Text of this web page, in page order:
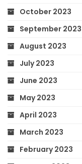
October 2023
September 2023
August 2023
July 2023
June 2023
May 2023
April 2023
March 2023
February 2023